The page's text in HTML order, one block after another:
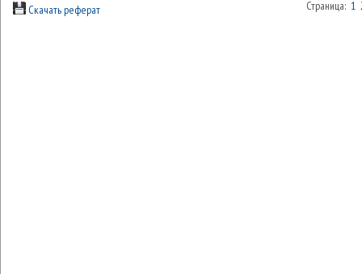
Скачать реферат Страница: 1